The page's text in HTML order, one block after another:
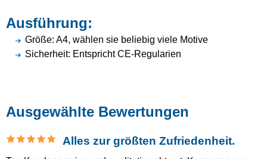
Ausführung:
Größe: A4, wählen sie beliebig viele Motive
Sicherheit: Entspricht CE-Regularien
Ausgewählte Bewertungen
Alles zur größten Zufriedenheit.